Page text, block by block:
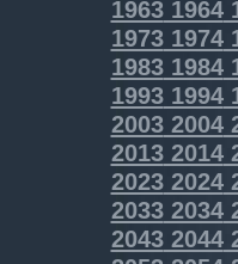
19631964
19731974
19831984
19931994
20032004
20132014
20232024
20332034
20432044